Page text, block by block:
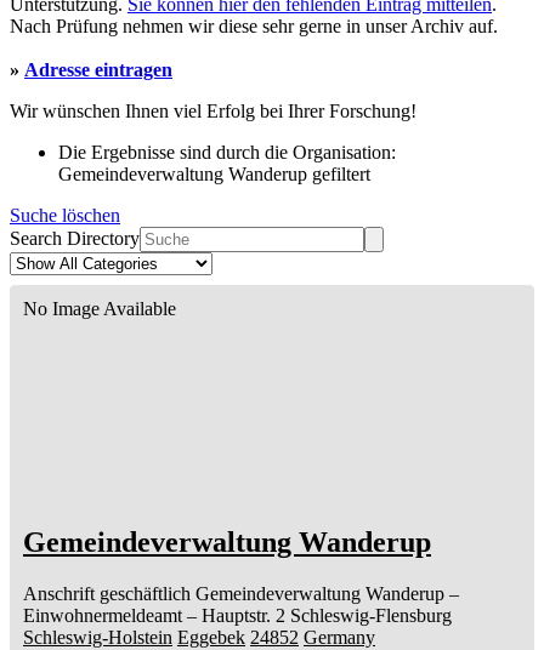
Unterstützung. Sie können hier den fehlenden Eintrag mitteilen.
Nach Prüfung nehmen wir diese sehr gerne in unser Archiv auf.
» Adresse eintragen
Wir wünschen Ihnen viel Erfolg bei Ihrer Forschung!
Die Ergebnisse sind durch die Organisation:
Gemeindeverwaltung Wanderup gefiltert
Suche löschen
Search Directory
No Image Available
Gemeindeverwaltung Wanderup
Anschrift geschäftlich Gemeindeverwaltung Wanderup –
Einwohnermeldeamt – Hauptstr. 2 Schleswig-Flensburg
Schleswig-Holstein Eggebek 24852 Germany